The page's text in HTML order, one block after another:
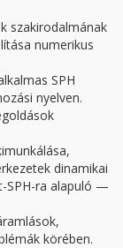
szak­irodalmának
numerikus
SPH
nyelven.
dinamikai
SPH-ra alapuló —
körében.